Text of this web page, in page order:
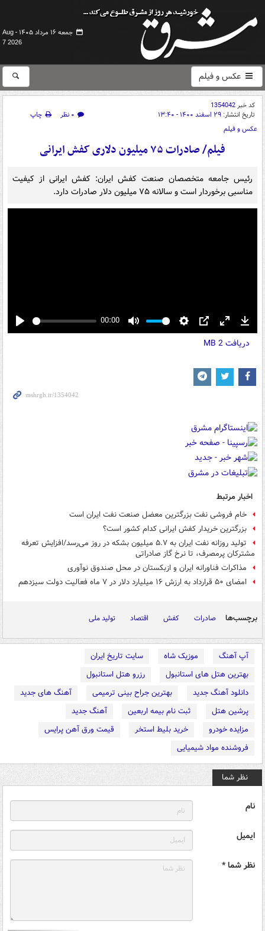
جمعه ۱۶ مرداد ۱۴۰۵ -
Aug
7 2026
عکس و فیلم
کد خبر1354042
تاریخ انتشار: ۲۹ اسفند ۱۴۰۰ - ۱۳:۴۰ ۰ نظر
چاپ
عکس و فیلم
فیلم/ صادرات ۷۵ میلیون دلاری کفش ایرانی
رئیس جامعه متخصصان صنعت کفش ایران: کفش ایرانی از کیفیت
مناسبی برخوردار است و سالانه ۷۵ میلیون دلار صادرات دارد.
Play
00:00
Mute Settings
PIP Enter
fullscreen
دریافت2 MB
اخبار مرتبط
خام فروشی نفت بزرگترین معضل صنعت نفت ایران است
بزرگترین خریدار کفش ایرانی کدام کشور است؟
تولید روزانه نفت ایران به ۵.۷ میلیون بشکه در روز می‌رسد/افزایش تعرفه
مشترکان پرمصرف، تا نرخ گاز صادراتی
مذاکرات فناورانه ایران و ازبکستان در محل صندوق نوآوری
امضای ۵۰ قرارداد به ارزش ۱۶ میلیارد دلار در ۷ ماه فعالیت دولت سیزدهم
برچسب‌ها صادرات کفش اقتصاد تولید ملی
آپ آهنگ موزیک شاه
سایت تاریخ ایران
بهترین هتل های استانبول
رزرو هتل استانبول
دانلود آهنگ جدید
بهترین جراح بینی ترمیمی
آهنگ های جدید
پرشین هتل
ثبت نام بیمه اربعین
آهنگ جدید
مزایده خودرو
خرید بلیط استخر
قیمت ورق آهن پرایس
فروشنده مواد شیمیایی
نظر شما
نام
ایمیل
نظر شما *